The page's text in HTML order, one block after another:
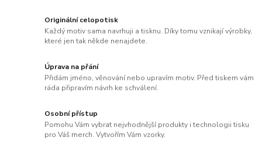
Originální celopotisk
Každý motiv sama navrhuji a tisknu. Díky tomu vznikají výrobky,
které jen tak někde nenajdete.
Úprava na přání
Přidám jméno, věnování nebo upravím motiv. Před tiskem vám
ráda připravím návrh ke schválení.
Osobní přístup
Pomohu Vám vybrat nejvhodnější produkty i technologii tisku
pro Váš merch. Vytvořím Vám vzorky.